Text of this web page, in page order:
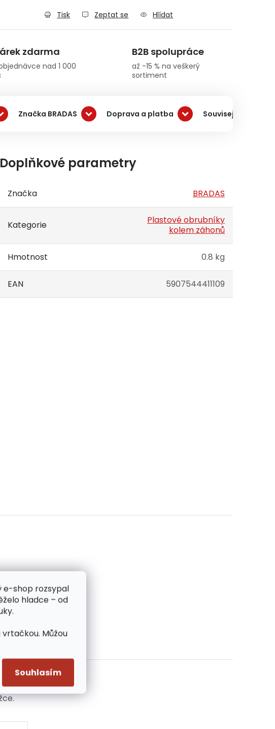
e-shop rozsypal
hladce – od
Můžou
Souhlasím
Tisk Zeptat se Hlídat
zdarma
nad 1 000
B2B spolupráce
až -15 % na veškerý
sortiment
Značka BRADAS Doprava a platba Související
Doplňkové parametry
Značka BRADAS
Kategorie
Plastové obrubníky
kolem záhonů
Hmotnost 0.8 kg
EAN 5907544411109